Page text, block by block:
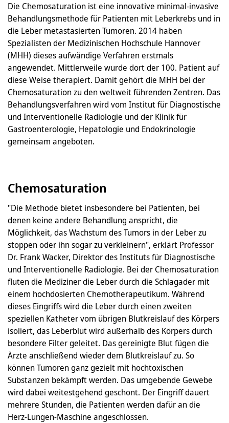
Die Chemosaturation ist eine innovative minimal-invasive
Behandlungsmethode für Patienten mit Leberkrebs und in
die Leber metastasierten Tumoren. 2014 haben
Spezialisten der Medizinischen Hochschule Hannover
(MHH) dieses aufwändige Verfahren erstmals
angewendet. Mittlerweile wurde dort der 100. Patient auf
diese Weise therapiert. Damit gehört die MHH bei der
Chemosaturation zu den weltweit führenden Zentren. Das
Behandlungsverfahren wird vom Institut für Diagnostische
und Interventionelle Radiologie und der Klinik für
Gastroenterologie, Hepatologie und Endokrinologie
gemeinsam angeboten.
Chemosaturation
"Die Methode bietet insbesondere bei Patienten, bei
denen keine andere Behandlung anspricht, die
Möglichkeit, das Wachstum des Tumors in der Leber zu
stoppen oder ihn sogar zu verkleinern", erklärt Professor
Dr. Frank Wacker, Direktor des Instituts für Diagnostische
und Interventionelle Radiologie. Bei der Chemosaturation
fluten die Mediziner die Leber durch die Schlagader mit
einem hochdosierten Chemotherapeutikum. Während
dieses Eingriffs wird die Leber durch einen zweiten
speziellen Katheter vom übrigen Blutkreislauf des Körpers
isoliert, das Leberblut wird außerhalb des Körpers durch
besondere Filter geleitet. Das gereinigte Blut fügen die
Ärzte anschließend wieder dem Blutkreislauf zu. So
können Tumoren ganz gezielt mit hochtoxischen
Substanzen bekämpft werden. Das umgebende Gewebe
wird dabei weitestgehend geschont. Der Eingriff dauert
mehrere Stunden, die Patienten werden dafür an die
Herz-Lungen-Maschine angeschlossen.